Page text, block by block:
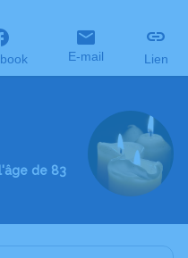
E-mail Lien
de 83